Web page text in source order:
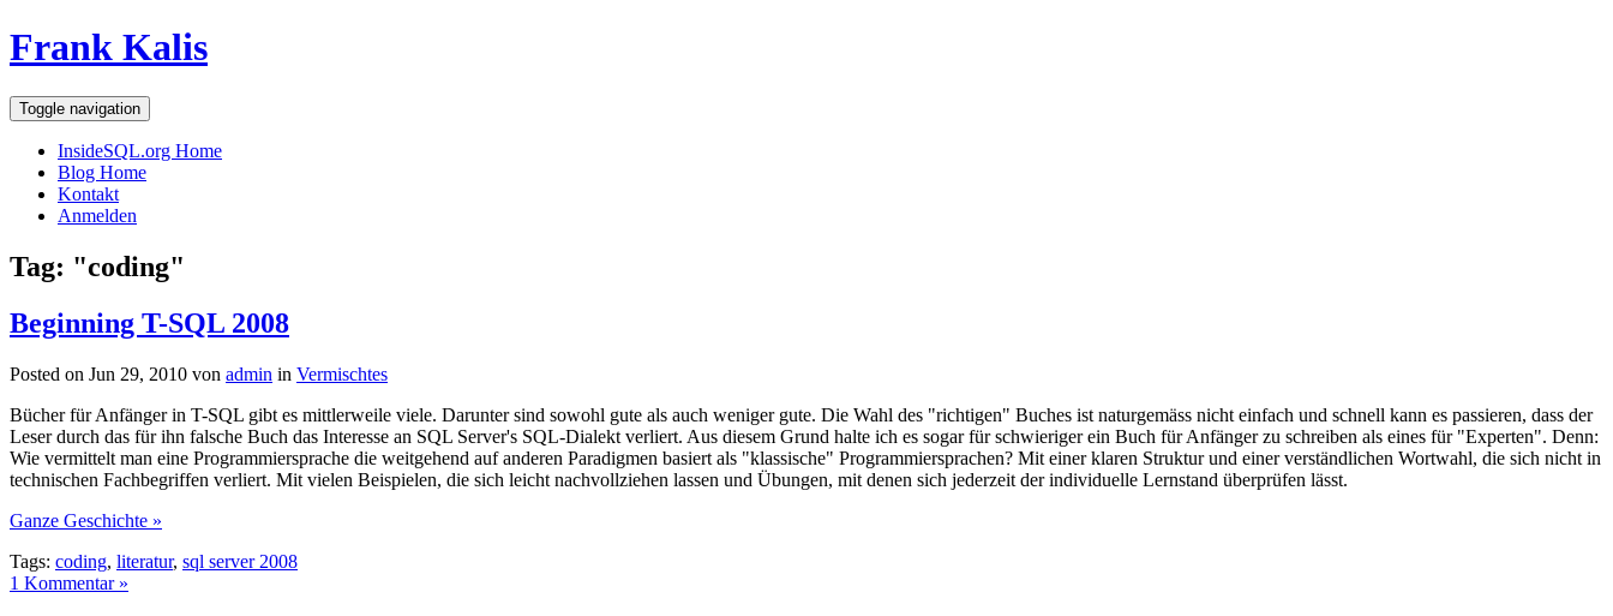
Frank Kalis
Toggle navigation
InsideSQL.org Home
Blog Home
Kontakt
Anmelden
Tag: "coding"
Beginning T-SQL 2008
Posted on Jun 29, 2010 von admin in Vermischtes
Bücher für Anfänger in T-SQL gibt es mittlerweile viele. Darunter sind sowohl gute als auch weniger gute. Die Wahl des "richtigen" Buches ist naturgemäss nicht einfach und schnell kann es passieren, dass der
Leser durch das für ihn falsche Buch das Interesse an SQL Server's SQL-Dialekt verliert. Aus diesem Grund halte ich es sogar für schwieriger ein Buch für Anfänger zu schreiben als eines für "Experten". Denn:
Wie vermittelt man eine Programmiersprache die weitgehend auf anderen Paradigmen basiert als "klassische" Programmiersprachen? Mit einer klaren Struktur und einer verständlichen Wortwahl, die sich nicht in
technischen Fachbegriffen verliert. Mit vielen Beispielen, die sich leicht nachvollziehen lassen und Übungen, mit denen sich jederzeit der individuelle Lernstand überprüfen lässt.
Ganze Geschichte »
Tags: coding, literatur, sql server 2008
1 Kommentar »